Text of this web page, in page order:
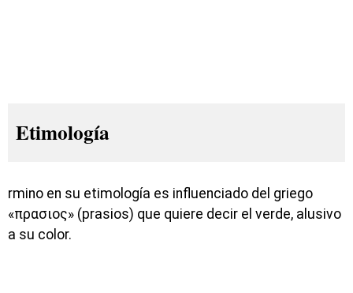
Etimología
rmino en su etimología es influenciado del griego
«πρασιος» (prasios) que quiere decir el verde, alusivo
a su color.